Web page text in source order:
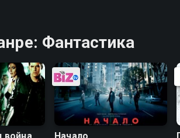
Фантастика